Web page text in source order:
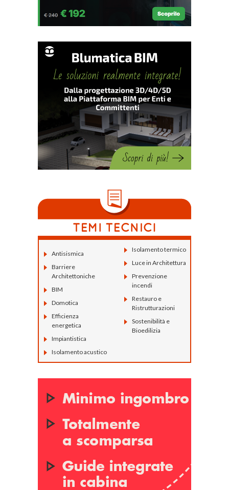
Antisismica
Barriere
Architettoniche
BIM
Domotica
Efficienza
energetica
Impiantistica
Isolamento acustico
Isolamento termico
Luce in Architettura
Prevenzione
incendi
Restauro e
Ristrutturazioni
Sostenibilità e
Bioedilizia